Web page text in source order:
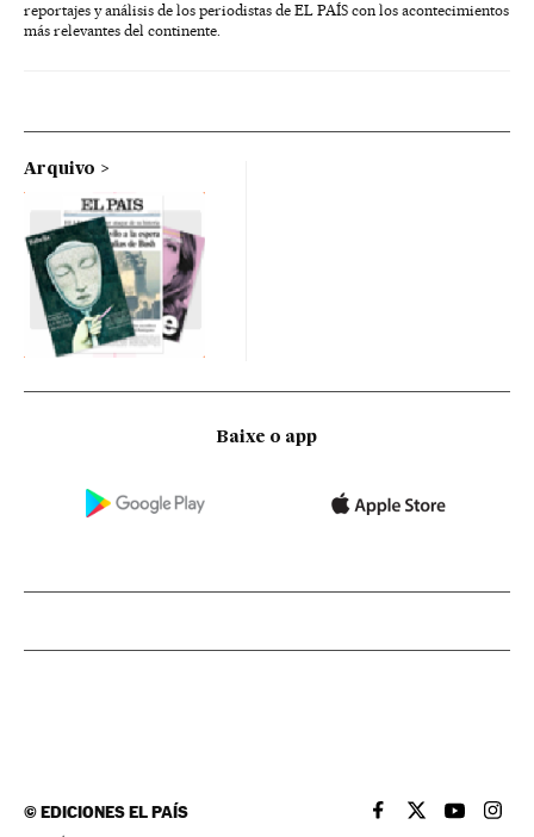
reportajes y análisis de los periodistas de EL PAÍS con los acontecimientos
más relevantes del continente.
Arquivo
Baixe o app
©EDICIONES EL PAÍS EL PAÍS BRASIL EN
EL PAÍSEL PAÍS
EL